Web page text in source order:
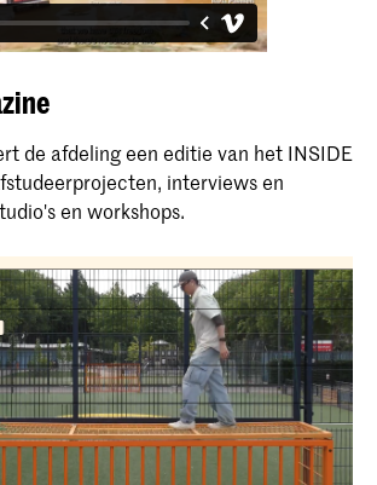
de afdeling een editie van het INSIDE
interviews en
en workshops.